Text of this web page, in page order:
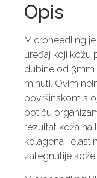
Opis
Microneedling
uređaj koji kožu
dubine od
minuti. Ovim
površinskom
potiču
rezultat koža
kolagena i
zategnutije kože.